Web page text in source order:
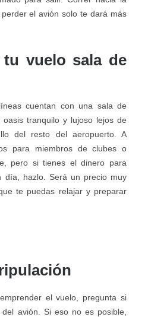
el avión solo te dará más
vuelo sala de
cuentan con una sala de
tranquilo y lujoso lejos de
del resto del aeropuerto. A
para miembros de clubes o
pero si tienes el dinero para
día, hazlo. Será un precio muy
te puedas relajar y preparar
el vuelo, pregunta si
avión. Si eso no es posible,